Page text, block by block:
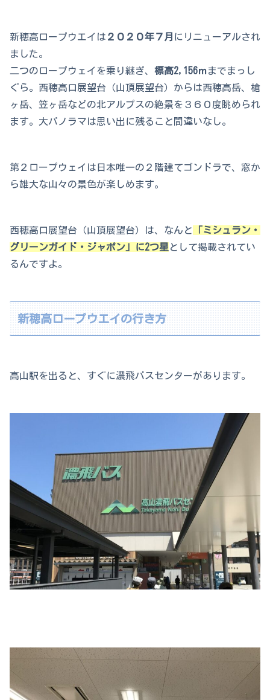
新穂高ロープウエイは ２０２０年７月 にリニューアルされ
ました。
二つのロープウェイを乗り継ぎ、 標高2,156ｍまでまっし
ぐら。西穂高口展望台（山頂展望台）からは西穂高岳、槍
ヶ岳、笠ヶ岳などの北アルプスの絶景を３６０度眺められ
ます。大パノラマは思い出に残ること間違いなし。
第２ロープウェイは日本唯一の２階建てゴンドラで、窓か
ら雄大な山々の景色が楽しめます。
西穂高口展望台（山頂展望台）は、なんと
「ミシュラン・
グリーンガイド・ジャポン」に2つ星 として掲載されてい
るんですよ。
新穂高ロープウエイの行き方
高山駅を出ると、すぐに濃飛バスセンターがあります。